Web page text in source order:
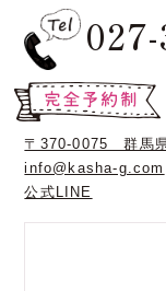
〒370-0075 群馬
info@kasha-g.com
公式LINE